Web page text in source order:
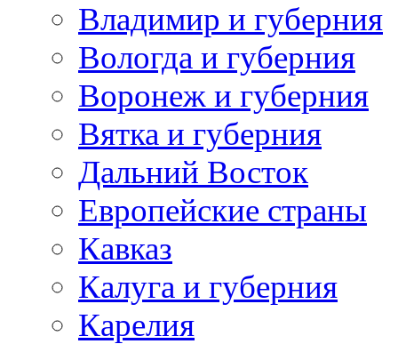
Владимир и губерния
Вологда и губерния
Воронеж и губерния
Вятка и губерния
Дальний Восток
Европейские страны
Кавказ
Калуга и губерния
Карелия